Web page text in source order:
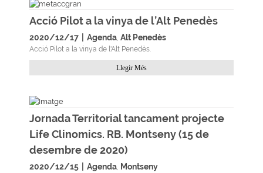
Acció Pilot a la vinya de l’Alt Penedès
2020/12/17 Agenda, Alt Penedès
Acció Pilot a la vinya de l'Alt Penedès.
Llegir Més
Jornada Territorial tancament projecte
Life Clinomics. RB. Montseny (15 de
desembre de 2020)
2020/12/15 Agenda, Montseny